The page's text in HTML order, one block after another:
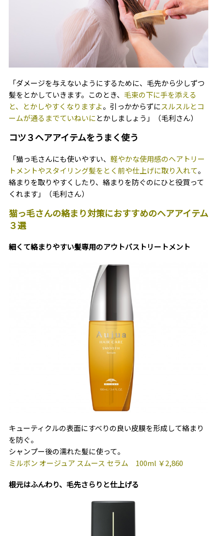
「ダメージを与えないようにするために、毛先から少しずつ
髪をとかしていきます。このとき、 毛束の下に手を添える
と、とかしやすくなりますよ。引っかからずにスルスルとコ
ームが通るまでていねいにとかしましょう 」（毛利さん）
コツ３ヘアアイテムをうまく使う
「猫っ毛さんにも使いやすい、 軽やかな使用感のヘアトリー
トメントやスタイリング髪をとく前や仕上げに取り入れて。
絡まりを取りやすくしたり、絡まりを防ぐのにひと役買って
くれます」（毛利さん）
猫っ毛さんの絡まり対策におすすめのヘアアイテム
３選
細くて絡まりやすい髪専用のアウトバストリートメント
キューティクルの表面にすべりの良い皮膜を形成して絡まり
を防ぐ。
シャンプー後の濡れた髪に使って。
ミルボン オージュア スムース セラム 100ml ￥2,860
根元はふんわり、毛先さらりと仕上げる